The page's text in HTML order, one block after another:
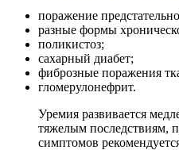
поражение
разные формы
поликистоз;
сахарный диабет;
фиброзные поражения
гломерулонефрит.
Уремия развивается
тяжелым последствиям,
симптомов